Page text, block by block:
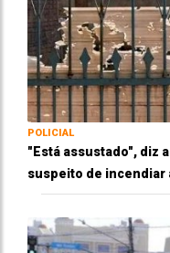
POLICIAL
"Está assustado", diz
suspeito de incendiar